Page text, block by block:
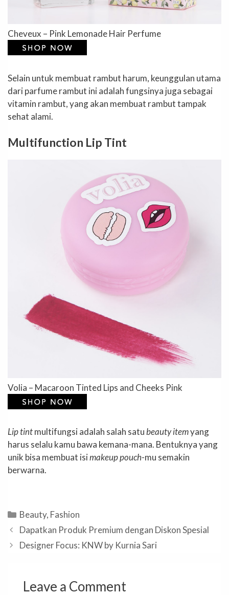
Cheveux – Pink Lemonade Hair Perfume
Selain untuk membuat rambut harum, keunggulan utama
dari parfume rambut ini adalah fungsinya juga sebagai
vitamin rambut, yang akan membuat rambut tampak
sehat alami.
Multifunction Lip Tint
Volia – Macaroon Tinted Lips and Cheeks Pink
Lip tintmultifungsi adalah salah satubeauty itemyang
harus selalu kamu bawa kemana-mana. Bentuknya yang
unik bisa membuat isimakeup pouch-mu semakin
berwarna.
Categories
Beauty, Fashion
Dapatkan Produk Premium dengan Diskon Spesial
Designer Focus: KNW by Kurnia Sari
Leave a Comment